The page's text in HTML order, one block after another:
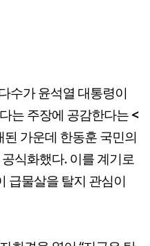
수가 윤석열 대통령이
는 주장에 공감한다는<
가운데 한동훈 국민의
식화했다. 이를 계기로
급물살을 탈지 관심이